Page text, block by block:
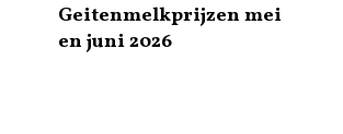
Geitenmelkprijzen mei
en juni 2026